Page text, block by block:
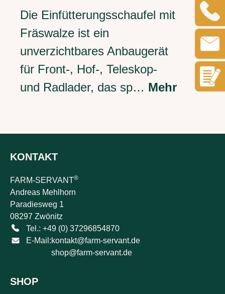
Die Einfütterungsschaufel mit
Fräswalze ist ein
unverzichtbares Anbaugerät
für Front-, Hof-, Teleskop-
und Radlader, das sp… Mehr
KONTAKT
FARM-SERVANT®
Andreas Mehlhorn
Paradiesweg 1
08297 Zwönitz
Tel.: +49 (0) 37296854870
E-Mail:kontakt@farm-servant.de
shop@farm-servant.de
SHOP